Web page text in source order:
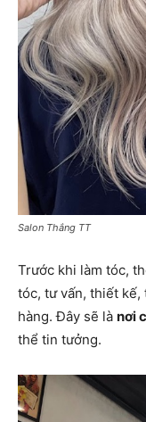
Salon Thắng TT
Trước khi làm tóc,
tóc, tư vấn, thiết kế,
hàng. Đây sẽ là nơi
thể tin tưởng.